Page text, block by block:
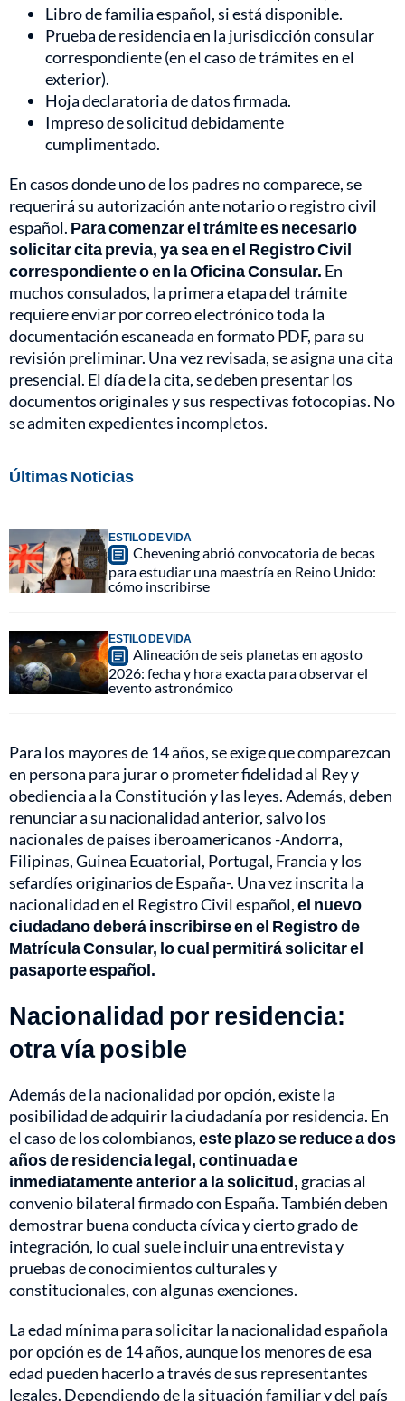
Libro de familia español, si está disponible.
Prueba de residencia en la jurisdicción consular
correspondiente (en el caso de trámites en el
exterior).
Hoja declaratoria de datos firmada.
Impreso de solicitud debidamente
cumplimentado.
En casos donde uno de los padres no comparece, se
requerirá su autorización ante notario o registro civil
español. Para comenzar el trámite es necesario
solicitar cita previa, ya sea en el Registro Civil
correspondiente o en la Oficina Consular. En
muchos consulados, la primera etapa del trámite
requiere enviar por correo electrónico toda la
documentación escaneada en formato PDF, para su
revisión preliminar. Una vez revisada, se asigna una cita
presencial. El día de la cita, se deben presentar los
documentos originales y sus respectivas fotocopias. No
se admiten expedientes incompletos.
Últimas Noticias
ESTILO DE VIDA
Chevening abrió convocatoria de becas
para estudiar una maestría en Reino Unido:
cómo inscribirse
ESTILO DE VIDA
Alineación de seis planetas en agosto
2026: fecha y hora exacta para observar el
evento astronómico
Para los mayores de 14 años, se exige que comparezcan
en persona para jurar o prometer fidelidad al Rey y
obediencia a la Constitución y las leyes. Además, deben
renunciar a su nacionalidad anterior, salvo los
nacionales de países iberoamericanos -Andorra,
Filipinas, Guinea Ecuatorial, Portugal, Francia y los
sefardíes originarios de España-. Una vez inscrita la
nacionalidad en el Registro Civil español,el nuevo
ciudadano deberá inscribirse en el Registro de
Matrícula Consular, lo cual permitirá solicitar el
pasaporte español.
Nacionalidad por residencia:
otra vía posible
Además de la nacionalidad por opción, existe la
posibilidad de adquirir la ciudadanía por residencia. En
el caso de los colombianos,este plazo se reduce a dos
años de residencia legal, continuada e
inmediatamente anterior a la solicitud, gracias al
convenio bilateral firmado con España. También deben
demostrar buena conducta cívica y cierto grado de
integración, lo cual suele incluir una entrevista y
pruebas de conocimientos culturales y
constitucionales, con algunas exenciones.
La edad mínima para solicitar la nacionalidad española
por opción es de 14 años, aunque los menores de esa
edad pueden hacerlo a través de sus representantes
legales. Dependiendo de la situación familiar y del país